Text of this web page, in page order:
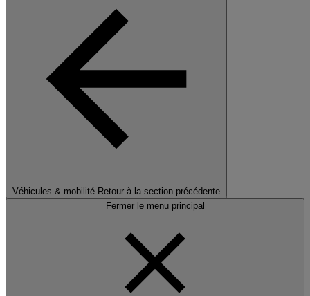
Véhicules & mobilité Retour à la section précédente
Fermer le menu principal